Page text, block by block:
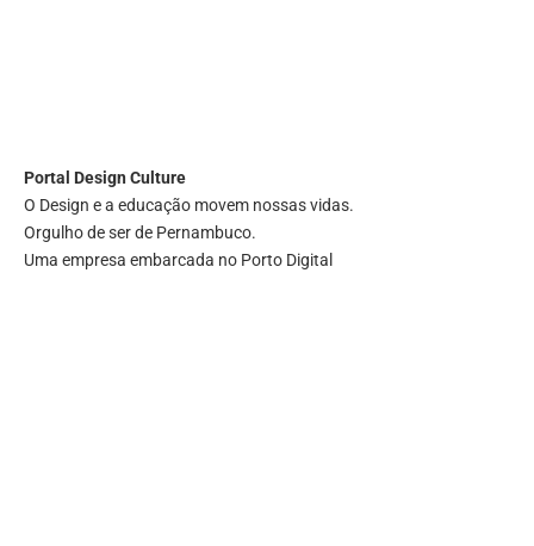
Portal Design Culture
O Design e a educação movem nossas vidas.
Orgulho de ser de Pernambuco.
Uma empresa embarcada no Porto Digital